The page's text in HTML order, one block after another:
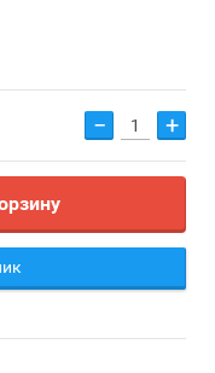
− +